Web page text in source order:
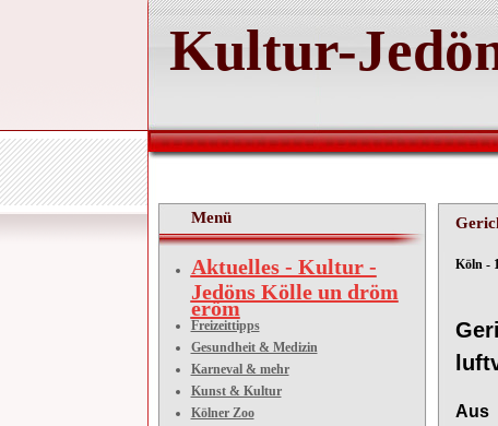
Kultur-
Menü
Aktuelles - Kultur -
Jedöns Kölle un dröm
eröm
Freizeittipps
Gesundheit & Medizin
Karneval & mehr
Kunst & Kultur
Kölner Zoo
Köln -